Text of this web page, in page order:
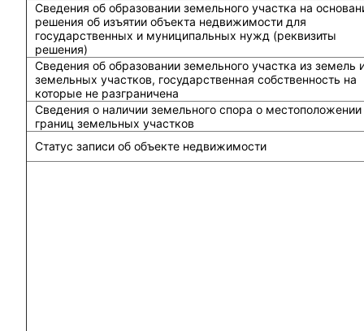
Сведения об образовании земельного участка на
решения об изъятии объекта недвижимости для
государственных и муниципальных нужд (реквизиты
решения)
Сведения об образовании земельного участка из земель
земельных участков, государственная собственность на
которые не разграничена
Сведения о наличии земельного спора о местоположении
границ земельных участков
Статус записи об объекте недвижимости